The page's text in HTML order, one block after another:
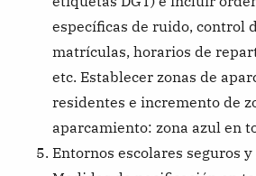
específicas de ruido, control
matrículas, horarios de
etc. Establecer zonas de
residentes e incremento de
aparcamiento: zona azul en
Entornos escolares seguros